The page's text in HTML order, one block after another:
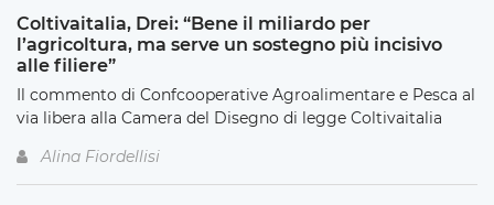
Coltivaitalia, Drei: “Bene il miliardo per
l’agricoltura, ma serve un sostegno più incisivo
alle filiere”
Il commento di Confcooperative Agroalimentare e Pesca al
via libera alla Camera del Disegno di legge Coltivaitalia
Alina Fiordellisi